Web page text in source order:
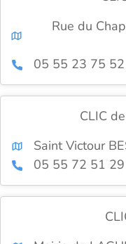
Rue du
05 55 23 75 52
CLIC
Saint Victour
05 55 72 51 29